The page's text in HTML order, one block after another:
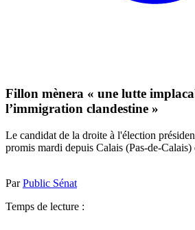
Fillon mènera « une lutte
l’immigration clandestine »
Le candidat de la droite à l'élection
promis mardi depuis Calais (Pas-de-Calais)
ParPublic Sénat
Temps de lecture :